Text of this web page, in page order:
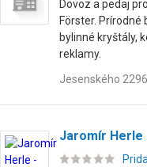
Dovoz a pedaj
Förster. Prírodné
bylinné kryštály,
reklamy.
Jesenského
Jaromír Herle